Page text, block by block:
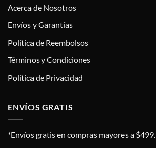
Acerca de Nosotros
Envíos y Garantías
Política de Reembolsos
Términos y Condiciones
Política de Privacidad
ENVÍOS GRATIS
*Envíos gratis en compras mayores a $499.